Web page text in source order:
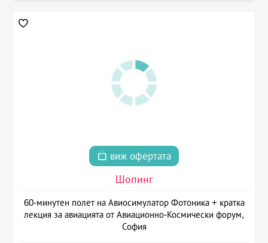
виж офертата
Шопинг
60-минутен полет на Авиосимулатор Фотоника + кратка
лекция за авиацията от Авиационно-Космически форум,
София